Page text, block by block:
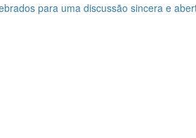
para uma discussão sincera e